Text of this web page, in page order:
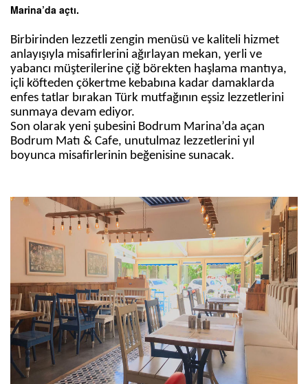
Marina’da açtı.
Birbirinden lezzetli zengin menüsü ve kaliteli hizmet
anlayışıyla misafirlerini ağırlayan mekan, yerli ve
yabancı müşterilerine çiğ börekten haşlama mantıya,
içli köfteden çökertme kebabına kadar damaklarda
enfes tatlar bırakan Türk mutfağının eşsiz lezzetlerini
sunmaya devam ediyor.
Son olarak yeni şubesini Bodrum Marina’da açan
Bodrum Matı & Cafe, unutulmaz lezzetlerini yıl
boyunca misafirlerinin beğenisine sunacak.